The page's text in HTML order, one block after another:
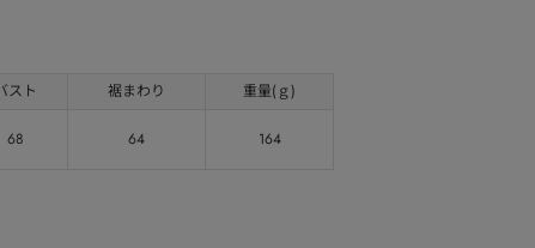
スト 裾まわり 重量(ｇ)
68 64 164